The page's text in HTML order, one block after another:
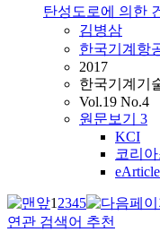
탄성도로에 의한
김병삼
한국기계항
2017
한국기계기
Vol.19 No.4
원문보기 3
KCI
코리
eArticle
12345
연관 검색어 추천